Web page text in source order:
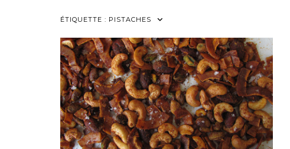
ÉTIQUETTE : PISTACHES